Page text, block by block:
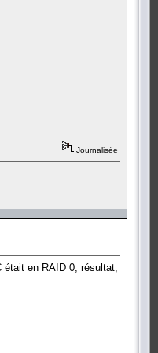
Journalisée
en RAID 0, résultat,